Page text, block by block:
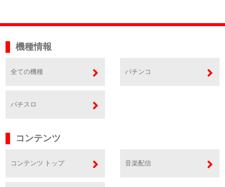
機種情報
全ての機種 パチンコ
パチスロ
コンテンツ
コンテンツ トップ 音楽配信